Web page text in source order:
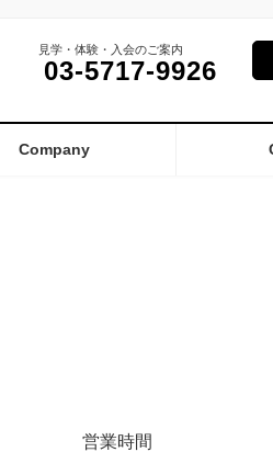
見学・体験・入会のご案内
03-5717-9926
Company
営業時間